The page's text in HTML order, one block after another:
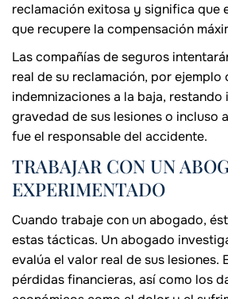
reclamación exitosa y significa que
que recupere la compensación
Las compañías de seguros
real de su reclamación, por
indemnizaciones a la baja, restando
gravedad de sus lesiones o incluso
fue el responsable del accidente.
TRABAJAR CON UN
EXPERIMENTADO
Cuando trabaje con un abogado,
estas tácticas. Un abogado
evalúa el valor real de sus lesiones.
pérdidas financieras, así como los